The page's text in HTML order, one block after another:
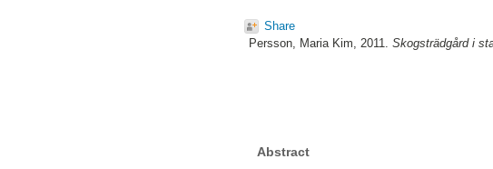
Share
Persson, Maria Kim, 2011. Skogsträdgård i
Abstract